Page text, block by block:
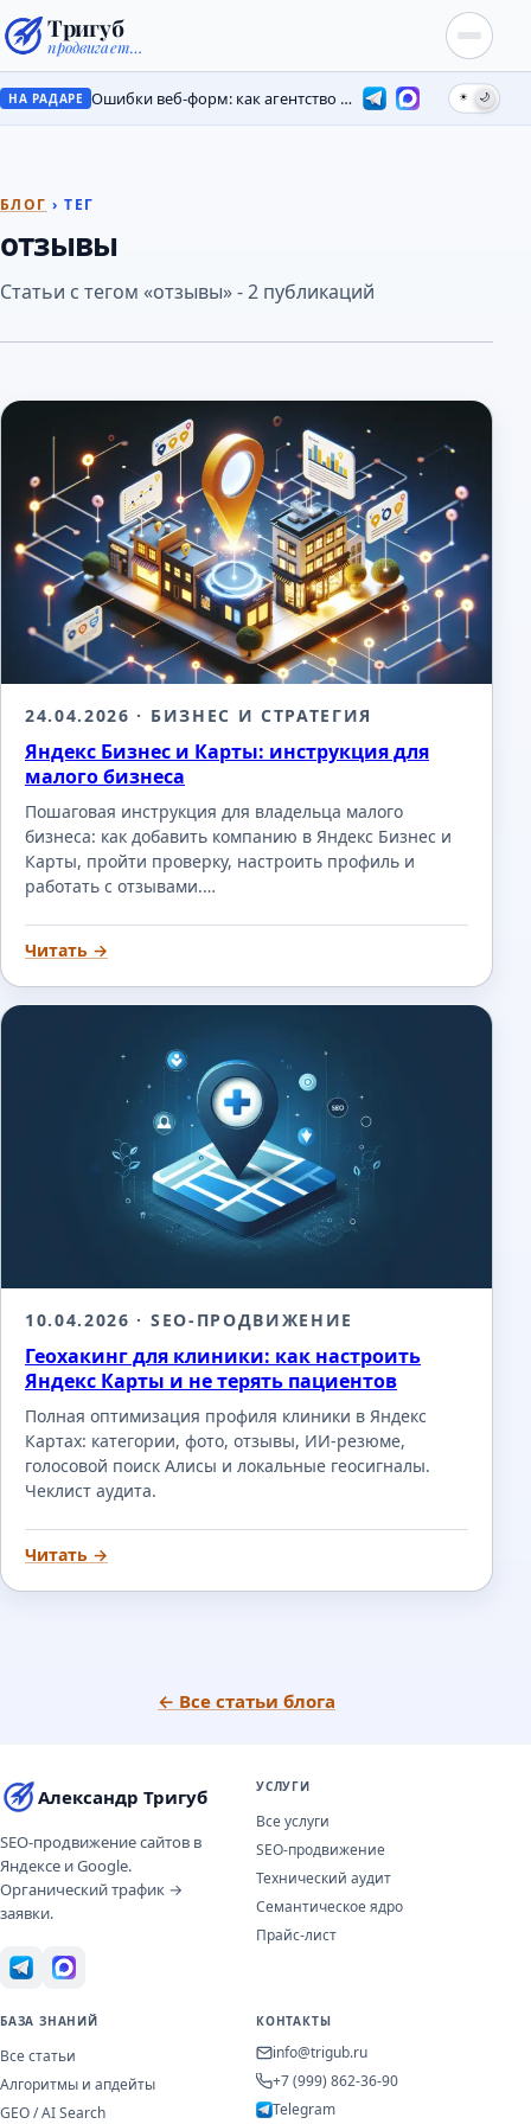
Тригуб
продвигает…
НА РАДАРЕ Ошибки веб-форм: как агентство потеряло лиды на месяцы ☀ 🌙
БЛОГ › ТЕГ
отзывы
Статьи с тегом «отзывы» - 2 публикаций
24.04.2026 · БИЗНЕС И СТРАТЕГИЯ
Яндекс Бизнес и Карты: инструкция для
малого бизнеса
Пошаговая инструкция для владельца малого
бизнеса: как добавить компанию в Яндекс Бизнес и
Карты, пройти проверку, настроить профиль и
работать с отзывами.…
Читать →
10.04.2026 · SEO-ПРОДВИЖЕНИЕ
Геохакинг для клиники: как настроить
Яндекс Карты и не терять пациентов
Полная оптимизация профиля клиники в Яндекс
Картах: категории, фото, отзывы, ИИ-резюме,
голосовой поиск Алисы и локальные геосигналы.
Чеклист аудита.
Читать →
← Все статьи блога
Александр Тригуб
SEO-продвижение сайтов в
Яндексе и Google.
Органический трафик →
заявки.
УСЛУГИ
Все услуги
SEO-продвижение
Технический аудит
Семантическое ядро
Прайс-лист
БАЗА ЗНАНИЙ
Все статьи
Алгоритмы и апдейты
GEO / AI Search
КОНТАКТЫ
info@trigub.ru
+7 (999) 862-36-90
Telegram